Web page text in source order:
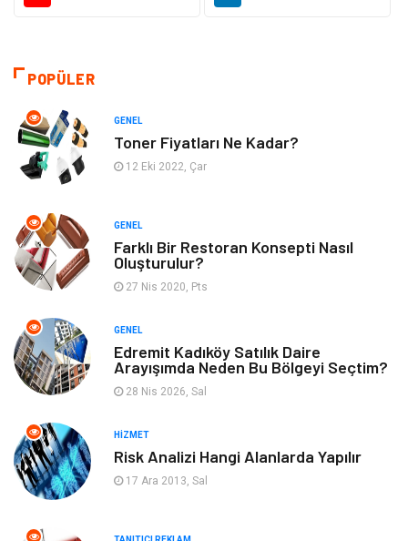
Dekorasyon
Tatil Giyim
Alışveriş
Genel Kültür
Metal
Müzik
Yeme & İçme Anne & Çocuk
Organizasyon Keyif & Hobi
POPÜLER
GENEL
Toner Fiyatları Ne Kadar?
12 Eki 2022, Çar
GENEL
Farklı Bir Restoran Konsepti Nasıl
Oluşturulur?
27 Nis 2020, Pts
GENEL
Edremit Kadıköy Satılık Daire
Arayışımda Neden Bu Bölgeyi Seçtim?
28 Nis 2026, Sal
HIZMET
Risk Analizi Hangi Alanlarda Yapılır
17 Ara 2013, Sal